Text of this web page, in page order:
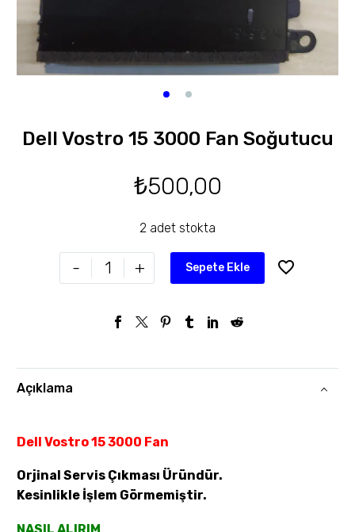
Dell Vostro 15 3000 Fan Soğutucu
₺500,00
2 adet stokta
- + Sepete Ekle
Açıklama
Dell Vostro 15 3000 Fan
Orjinal Servis Çıkması Üründür.
Kesinlikle İşlem Görmemiştir.